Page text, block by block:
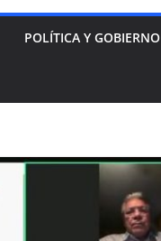
POLÍTICA Y GOBIERNO